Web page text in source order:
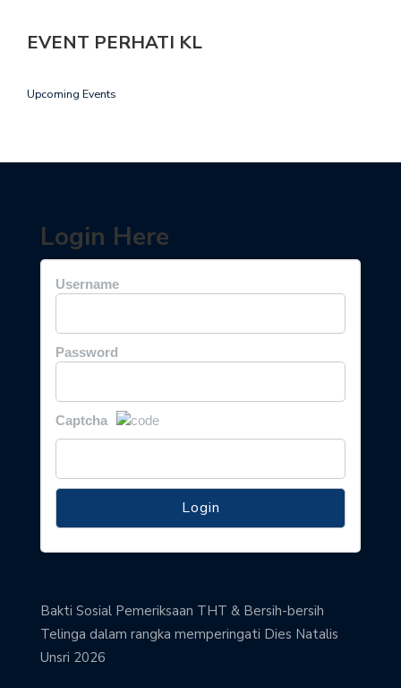
EVENT PERHATI KL
Upcoming Events
Login Here
Username
Password
Captcha
Bakti Sosial Pemeriksaan THT & Bersih-bersih
Telinga dalam rangka memperingati Dies Natalis
Unsri 2026